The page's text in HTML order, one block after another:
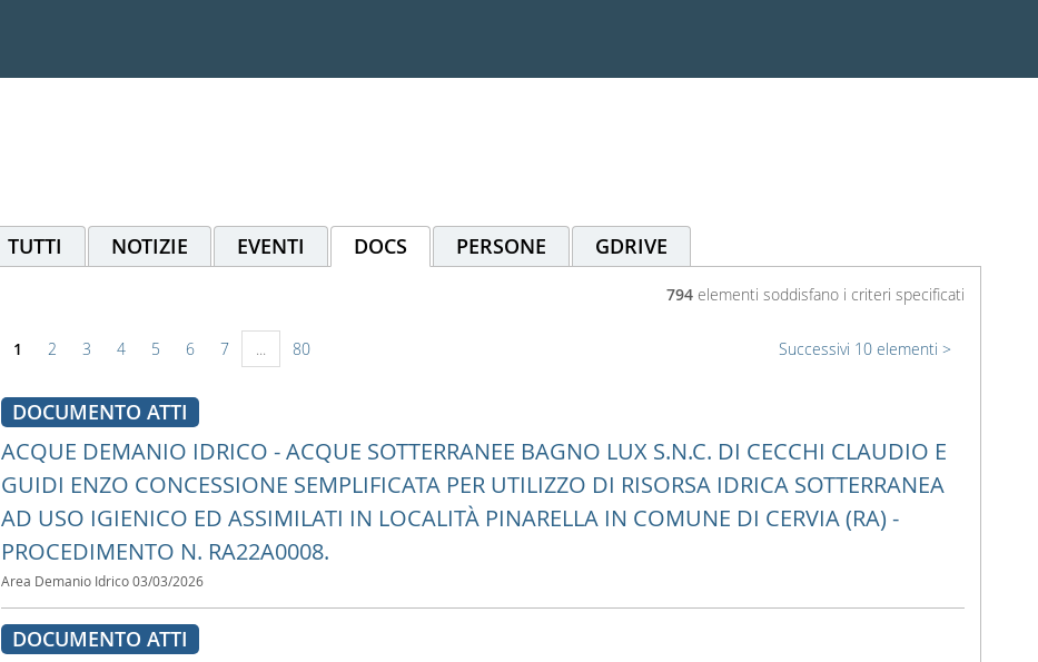
TUTTI NOTIZIE EVENTI DOCS PERSONE GDRIVE
794elementi soddisfano i criteri specificati
1 2 3 4 5 6 7 ... 80 Successivi 10 elementi
DOCUMENTO ATTI
ACQUE DEMANIO IDRICO - ACQUE SOTTERRANEE BAGNO LUX S.N.C. DI CECCHI CLAUDIO E
GUIDI ENZO CONCESSIONE SEMPLIFICATA PER UTILIZZO DI RISORSA IDRICA SOTTERRANEA
AD USO IGIENICO ED ASSIMILATI IN LOCALITÀ PINARELLA IN COMUNE DI CERVIA (RA) -
PROCEDIMENTO N. RA22A0008.
Area Demanio Idrico 03/03/2026
DOCUMENTO ATTI